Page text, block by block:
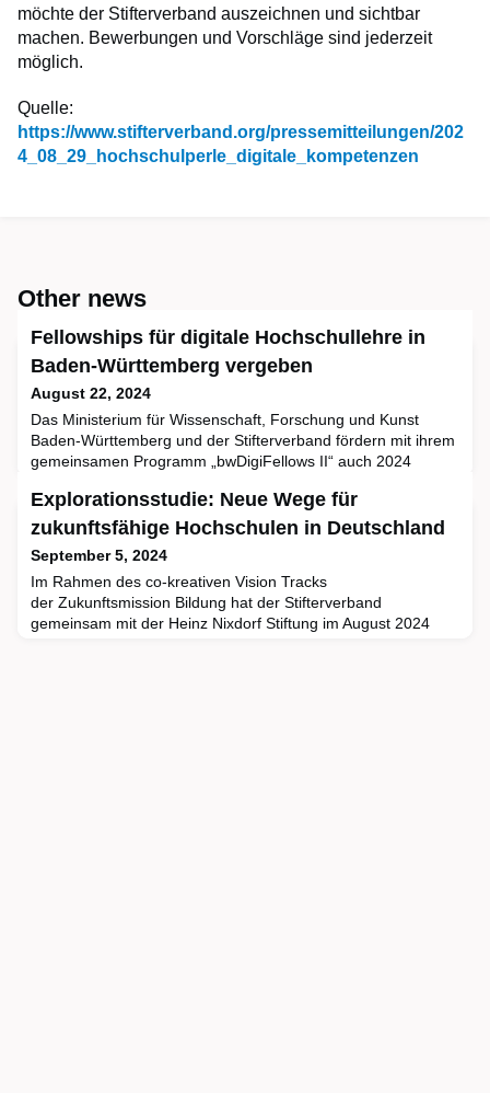
möchte der Stifterverband auszeichnen und sichtbar
machen. Bewerbungen und Vorschläge sind jederzeit
möglich.
Quelle:
https://www.stifterverband.org/pressemitteilungen/202
4_08_29_hochschulperle_digitale_kompetenzen
Other news
Fellowships für digitale Hochschullehre in
Baden-Württemberg vergeben
August 22, 2024
Das Ministerium für Wissenschaft, Forschung und Kunst
Baden-Württemberg und der Stifterverband fördern mit ihrem
gemeinsamen Programm „bwDigiFellows II“ auch 2024
Unterstützungsangebote in der digitalen Hochschullehre.Ob
ein Virtual-Reality-Notfalltraining in der Kindermedizin,
Sicherheitseinweisungen zur Sensibilisierung für
Gefahrenpotenziale bei MINT-Experim
Explorationsstudie: Neue Wege für
zukunftsfähige Hochschulen in Deutschland
September 5, 2024
Im Rahmen des co-kreativen Vision Tracks
der Zukunftsmission Bildung hat der Stifterverband
gemeinsam mit der Heinz Nixdorf Stiftung im August 2024